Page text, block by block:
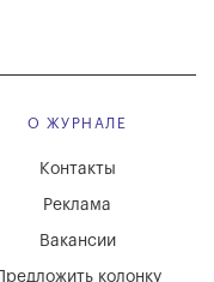
О ЖУРНАЛЕ
Вакансии
Реклама
Контакты
Предложить колонку